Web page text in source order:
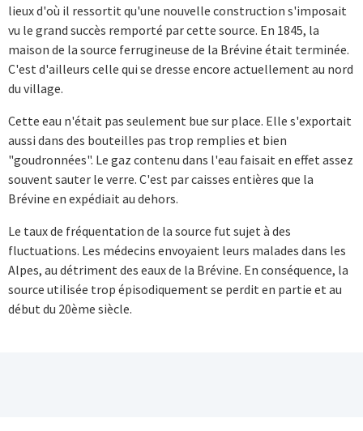
lieux d'où il ressortit qu'une nouvelle construction s'imposait
vu le grand succès remporté par cette source. En 1845, la
maison de la source ferrugineuse de la Brévine était terminée.
C'est d'ailleurs celle qui se dresse encore actuellement au nord
du village.
Cette eau n'était pas seulement bue sur place. Elle s'exportait
aussi dans des bouteilles pas trop remplies et bien
"goudronnées". Le gaz contenu dans l'eau faisait en effet assez
souvent sauter le verre. C'est par caisses entières que la
Brévine en expédiait au dehors.
Le taux de fréquentation de la source fut sujet à des
fluctuations. Les médecins envoyaient leurs malades dans les
Alpes, au détriment des eaux de la Brévine. En conséquence, la
source utilisée trop épisodiquement se perdit en partie et au
début du 20ème siècle.